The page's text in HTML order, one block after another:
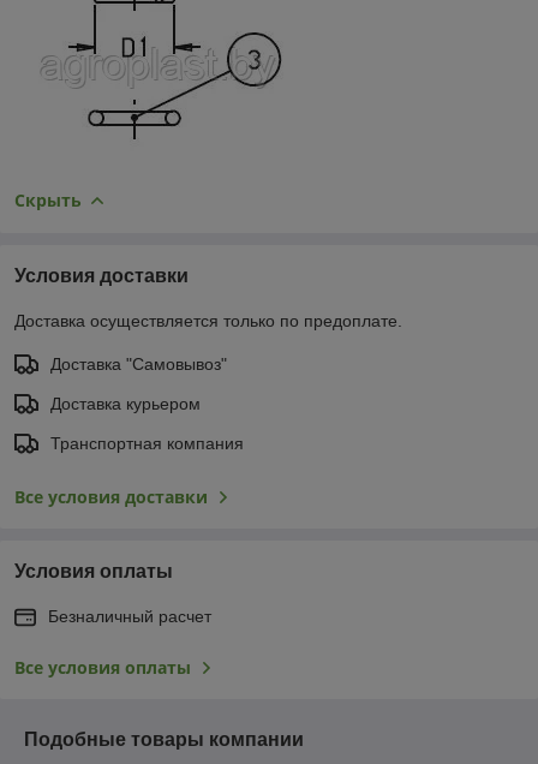
Скрыть
Условия доставки
Доставка осуществляется только по предоплате.
Доставка "Самовывоз"
Доставка курьером
Транспортная компания
Все условия доставки
Условия оплаты
Безналичный расчет
Все условия оплаты
Подобные товары компании